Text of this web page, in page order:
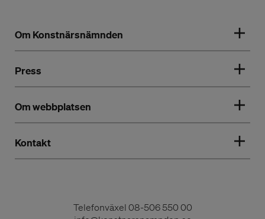
Om Konstnärsnämnden
Press
Om webbplatsen
Kontakt
Telefonväxel 08-506 550 00